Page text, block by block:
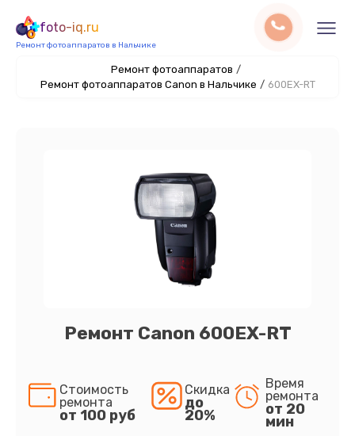
foto-iq.ru
Ремонт фотоаппаратов в Нальчике
Ремонт фотоаппаратов /
Ремонт фотоаппаратов Canon в Нальчике / 600EX-RT
Ремонт Canon 600EX-RT
Стоимость
ремонта
от 100 руб
Скидка
до
20%
Время
ремонта
от 20
мин